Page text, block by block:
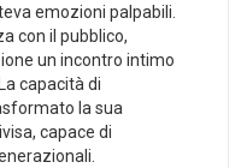
emozioni palpabili.
con il⁢ pubblico,
un incontro intimo
capacità di
la sua
capace di